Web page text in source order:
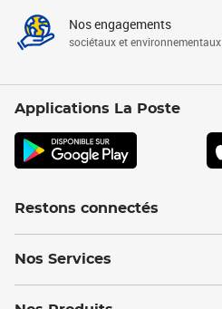
Nos engagements
sociétaux et environnementaux
Applications La Poste
Restons connectés
Nos Services